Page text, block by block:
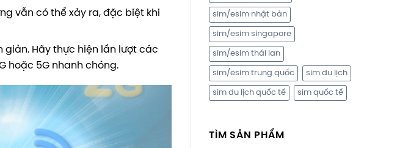
vẫn có thể xảy ra, đặc biệt khi
Hãy thực hiện lần lượt các
hoặc 5G nhanh chóng.
sim/esim nhật bản
sim/esim singapore
sim/esim thái lan
sim/esim trung quốc sim du lịch
sim du lịch quốc tế sim quốc tế
TÌM SẢN PHẨM